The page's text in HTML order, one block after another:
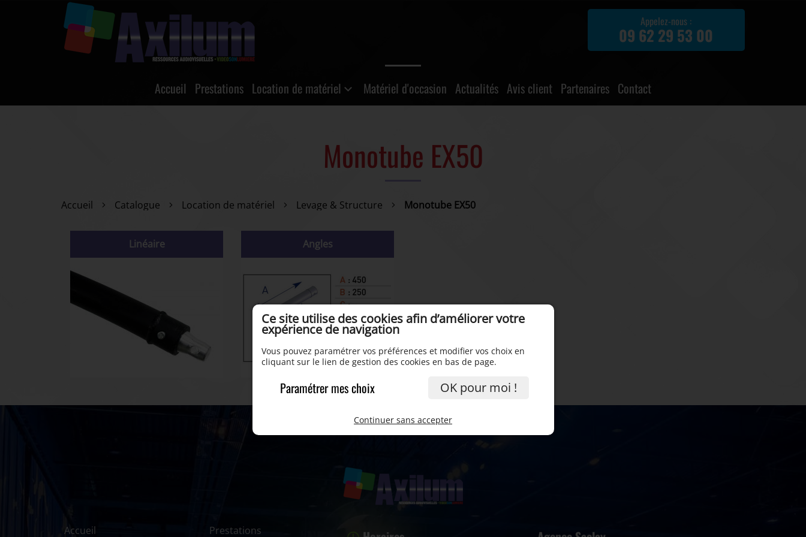
Appelez-nous :
09 62 29 53 00
Accueil Prestations Location de matériel Matériel d'occasion Actualités Avis client Partenaires Contact
Monotube EX50
Accueil Catalogue Location de matériel Levage & Structure Monotube EX50
Linéaire Angles
Accueil Prestations
Ce site utilise des cookies afin d’améliorer votre
expérience de navigation
Vous pouvez paramétrer vos préférences et modifier vos choix en
cliquant sur le lien de gestion des cookies en bas de page.
Paramétrer mes choix OK pour moi !
Continuer sans accepter